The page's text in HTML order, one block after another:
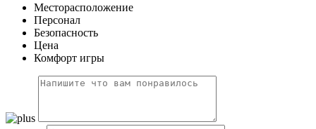
Месторасположение
Персонал
Безопасность
Цена
Комфорт игры